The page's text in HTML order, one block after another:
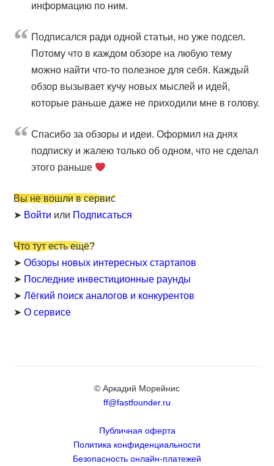
информацию по ним.
Подписался ради одной статьи, но уже подсел.
Потому что в каждом обзоре на любую тему
можно найти что-то полезное для себя. Каждый
обзор вызывает кучу новых мыслей и идей,
которые раньше даже не приходили мне в голову.
Cпасибо за обзоры и идеи. Оформил на днях
подписку и жалею только об одном, что не сделал
этого раньше
Вы не вошли в сервис
➤ Войти или Подписаться
Что тут есть ещё?
➤Обзоры новых интересных стартапов
➤ Последние инвестиционные раунды
➤Лёгкий поиск аналогов и конкурентов
➤О сервисе
© Аркадий Морейнис
ff@fastfounder.ru
Публичная оферта
Политика конфиденциальности
Безопасность онлайн-платежей